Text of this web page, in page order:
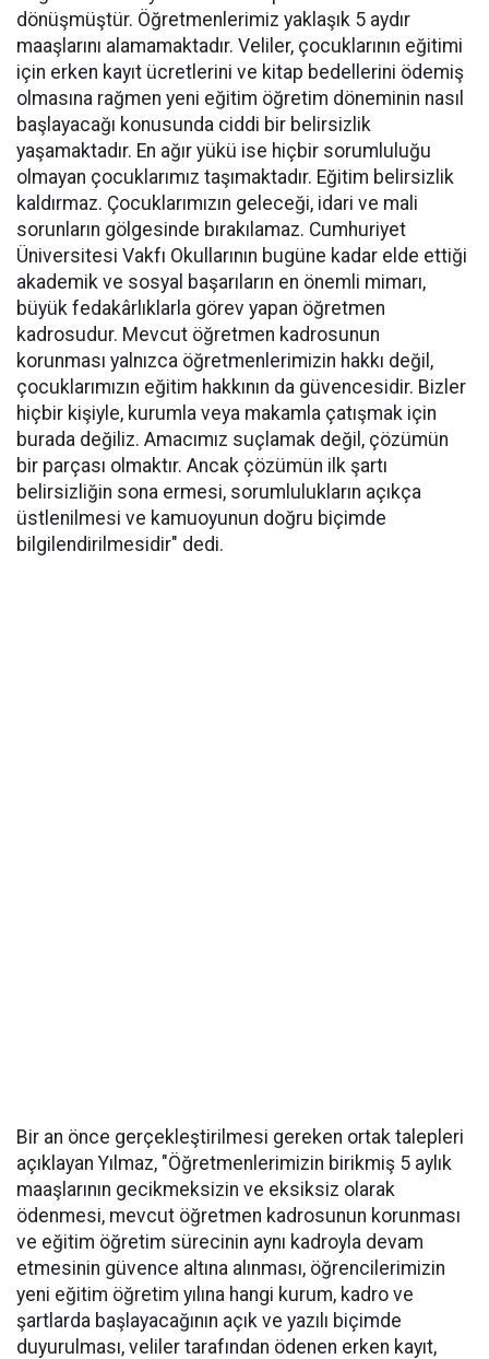
dönüşmüştür. Öğretmenlerimiz yaklaşık 5 aydır
maaşlarını alamamaktadır. Veliler, çocuklarının eğitimi
için erken kayıt ücretlerini ve kitap bedellerini ödemiş
olmasına rağmen yeni eğitim öğretim döneminin nasıl
başlayacağı konusunda ciddi bir belirsizlik
yaşamaktadır. En ağır yükü ise hiçbir sorumluluğu
olmayan çocuklarımız taşımaktadır. Eğitim belirsizlik
kaldırmaz. Çocuklarımızın geleceği, idari ve mali
sorunların gölgesinde bırakılamaz. Cumhuriyet
Üniversitesi Vakfı Okullarının bugüne kadar elde ettiği
akademik ve sosyal başarıların en önemli mimarı,
büyük fedakârlıklarla görev yapan öğretmen
kadrosudur. Mevcut öğretmen kadrosunun
korunması yalnızca öğretmenlerimizin hakkı değil,
çocuklarımızın eğitim hakkının da güvencesidir. Bizler
hiçbir kişiyle, kurumla veya makamla çatışmak için
burada değiliz. Amacımız suçlamak değil, çözümün
bir parçası olmaktır. Ancak çözümün ilk şartı
belirsizliğin sona ermesi, sorumlulukların açıkça
üstlenilmesi ve kamuoyunun doğru biçimde
bilgilendirilmesidir" dedi.
Bir an önce gerçekleştirilmesi gereken ortak talepleri
açıklayan Yılmaz, "Öğretmenlerimizin birikmiş 5 aylık
maaşlarının gecikmeksizin ve eksiksiz olarak
ödenmesi, mevcut öğretmen kadrosunun korunması
ve eğitim öğretim sürecinin aynı kadroyla devam
etmesinin güvence altına alınması, öğrencilerimizin
yeni eğitim öğretim yılına hangi kurum, kadro ve
şartlarda başlayacağının açık ve yazılı biçimde
duyurulması, veliler tarafından ödenen erken kayıt,